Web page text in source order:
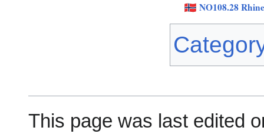
NO108.28
This page was last edited